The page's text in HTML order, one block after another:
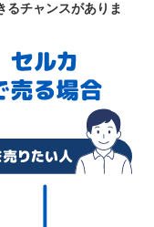
るチャンスがありま